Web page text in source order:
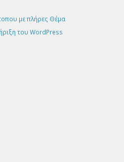
με πλήρες Θέμα
του WordPress